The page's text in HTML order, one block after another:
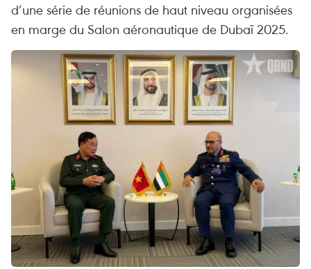
d’une série de réunions de haut niveau organisées
en marge du Salon aéronautique de Dubaï 2025.